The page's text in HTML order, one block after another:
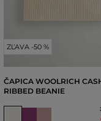
ZĽAVA -50 %
ČAPICA WOOLRICH
RIBBED BEANIE